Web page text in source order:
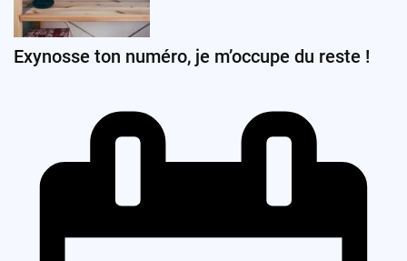
Exynosse ton numéro, je m’occupe du reste !